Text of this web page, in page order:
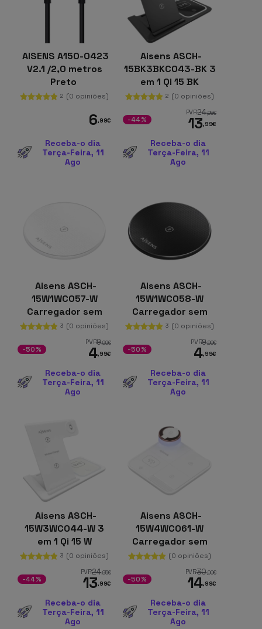
AISENS A150-0423
V2.1 /2,0 metros
Preto
2 (0 opiniões)
6,99€
Receba-o dia
Terça-Feira, 11
Ago
Aisens ASCH-
15BK3BKC043-BK 3
em 1 Qi 15 BK
Dobrável Preto
2 (0 opiniões)
PVR24,95€
13,99€
-44%
Receba-o dia
Terça-Feira, 11
Ago
Aisens ASCH-
15W1WC057-W
Carregador sem
fios Qi de 15 W com
3 (0 opiniões)
PVR9,99€
4,99€
-50%
Receba-o dia
Terça-Feira, 11
Ago
Aisens ASCH-
15W1WC058-W
Carregador sem
fios Qi de 15 W com
3 (0 opiniões)
PVR9,99€
4,99€
-50%
Receba-o dia
Terça-Feira, 11
Ago
Aisens ASCH-
15W3WC044-W 3
em 1 Qi 15 W
Dobrável Branco
3 (0 opiniões)
PVR24,95€
13,99€
-44%
Receba-o dia
Terça-Feira, 11
Ago
Aisens ASCH-
15W4WC061-W
Carregador sem
fios 4 em 1 de 15 W
com Qi, branco
(0 opiniões)
PVR30,00€
14,99€
-50%
Receba-o dia
Terça-Feira, 11
Ago